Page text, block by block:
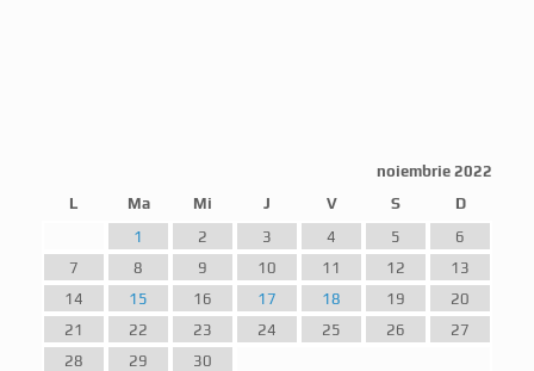
noiembrie 2022
L
Ma Mi J V S
D
1
2 3 4 5
6
7
8 9 10 11 12
13
14
15 16 17 18 19
20
21
22 23 24 25 26
27
28
29
30